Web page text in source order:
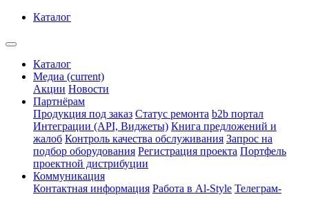
Каталог
Каталог
Медиа (current)
Акции Новости
Партнёрам
Продукция под заказ Статус ремонта b2b портал
Интеграции (API, Виджеты) Книга предложений и
жалоб Контроль качества обслуживания Запрос на
подбор оборудования Регистрация проекта Портфель
проектной дистрибуции
Коммуникация
Контактная информация Работа в Al-Style Телеграм-